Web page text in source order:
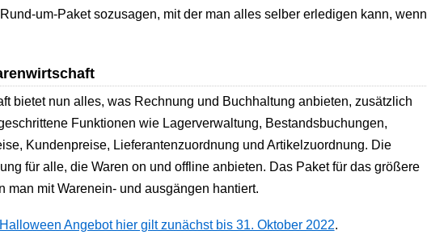
um-Paket sozusagen, mit der man alles selber erledigen kann, wenn
bietet nun alles, was Rechnung und Buchhaltung anbieten, zusätzlich
Funktionen wie Lagerverwaltung, Bestandsbuchungen,
Kundenpreise, Lieferantenzuordnung und Artikelzuordnung. Die
für alle, die Waren on und offline anbieten. Das Paket für das größere
man mit Warenein- und ausgängen hantiert.
Angebot hier gilt zunächst bis 31. Oktober 2022.